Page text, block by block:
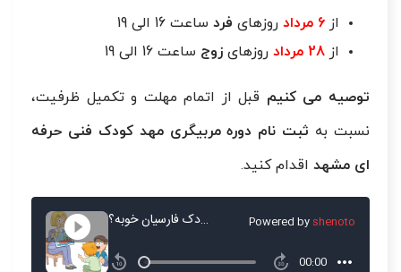
از6 مرداد روزهای فرد ساعت 16 الی 19
از 28 مرداد روزهایزوج ساعت 16 الی 19
توصیه می کنیم قبل از اتمام مهلت و تکمیل ظرفیت،
نسبت به ثبت نام دوره مربیگری مهد کودک فنی حرفه
ای مشهد اقدام کنید.